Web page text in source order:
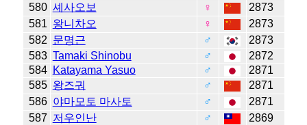
580 셰사오보 ♀
2873
581 왕니차오 ♀
2873
582 문명근 ♂
2873
583 Tamaki Shinobu ♂
2872
584 Katayama Yasuo ♂
2871
585 왕즈궈 ♂
2871
586 야마모토 마사토 ♂
2871
587 저우인난 ♂
2869